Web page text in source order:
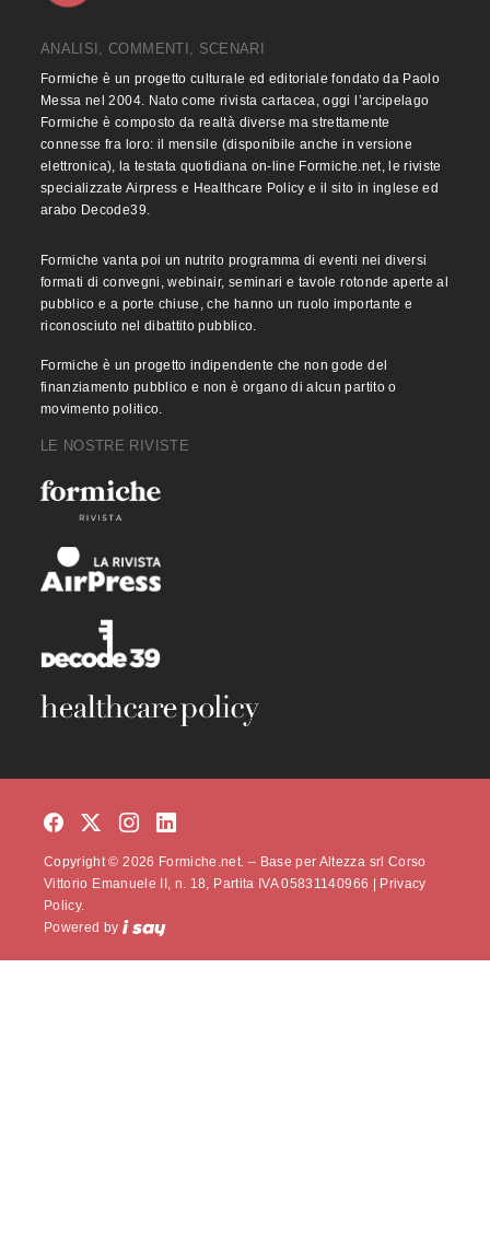
ANALISI, COMMENTI, SCENARI
Formiche è un progetto culturale ed editoriale fondato da Paolo
Messa nel 2004. Nato come rivista cartacea, oggi l’arcipelago
Formiche è composto da realtà diverse ma strettamente
connesse fra loro: il mensile (disponibile anche in versione
elettronica), la testata quotidiana on-line Formiche.net, le riviste
specializzate Airpress e Healthcare Policy e il sito in inglese ed
arabo Decode39.
Formiche vanta poi un nutrito programma di eventi nei diversi
formati di convegni, webinair, seminari e tavole rotonde aperte al
pubblico e a porte chiuse, che hanno un ruolo importante e
riconosciuto nel dibattito pubblico.
Formiche è un progetto indipendente che non gode del
finanziamento pubblico e non è organo di alcun partito o
movimento politico.
LE NOSTRE RIVISTE
Copyright © 2026 Formiche.net. – Base per Altezza srl Corso
Vittorio Emanuele II, n. 18, Partita IVA 05831140966 | Privacy
Policy.
Powered by